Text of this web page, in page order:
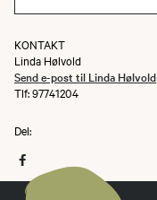
KONTAKT
Linda Hølvold
Send e-post til Linda Hølvold
Tlf: 97741204
Del: